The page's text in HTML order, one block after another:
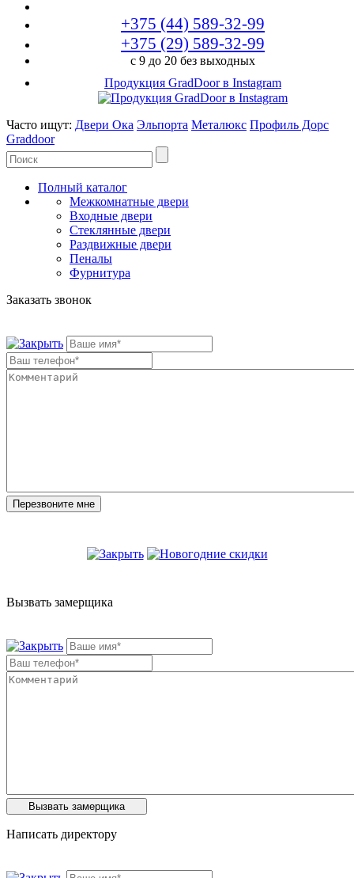
+375 (44) 589-32-99
+375 (29) 589-32-99
с 9 до 20 без выходных
Продукция GradDoor в Instagram
Часто ищут: Двери Ока Эльпорта Металюкс Профиль Дорс
Graddoor
Полный каталог
Межкомнатные двери
Входные двери
Стеклянные двери
Раздвижные двери
Пеналы
Фурнитура
Заказать звонок
Вызвать замерщика
Написать директору